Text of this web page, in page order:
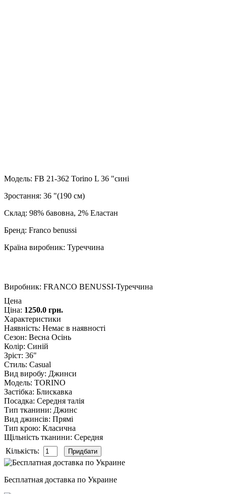
Модель: FB 21-362 Torino L 36 "сині
Зростання: 36 "(190 см)
Склад: 98% бавовна, 2% Еластан
Бренд: Franco benussi
Країна виробник: Туреччина
Виробник: FRANCO BENUSSI-Туреччина
Цена
Ціна: 1250.0 грн.
Характеристики
Наявність: Немає в наявності
Сезон: Весна Осінь
Колір: Синій
Зріст: 36"
Стиль: Casual
Вид виробу: Джинси
Модель: TORINO
Застібка: Блискавка
Посадка: Середня талія
Тип тканини: Джинс
Вид джинсів: Прямі
Тип крою: Класична
Щільність тканини: Середня
Кількість:
Бесплатная доставка по Украине